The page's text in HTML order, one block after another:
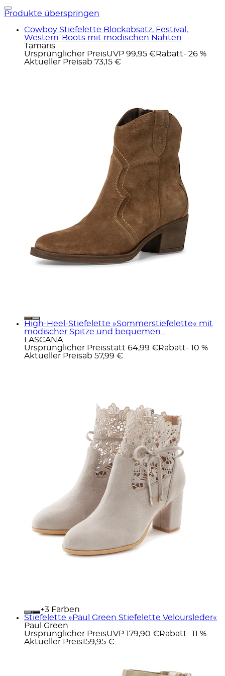
Produkte überspringen
Cowboy Stiefelette Blockabsatz, Festival,
Western-Boots mit modischen Nähten
Tamaris
Ursprünglicher PreisUVP 99,95 € Rabatt- 26 %
Aktueller Preisab 73,15 €
High-Heel-Stiefelette »Sommerstiefelette« mit
modischer Spitze und bequemen...
LASCANA
Ursprünglicher Preisstatt 64,99 € Rabatt- 10 %
Aktueller Preisab 57,99 €
+
Farben
Stiefelette »Paul Green Stiefelette Veloursleder«
Paul Green
Ursprünglicher PreisUVP 179,90 € Rabatt- 11 %
Aktueller Preis159,95 €